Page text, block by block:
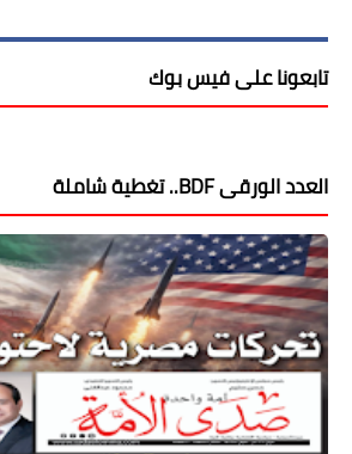
تابعونا على فيس بوك
العدد الورقى BDF.. تغطية شاملة